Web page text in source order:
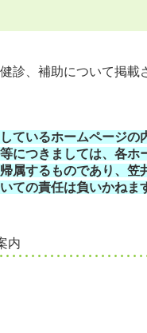
保護方針
内
診、補助について掲載
ているホームページの
につきましては、各ホ
属するものであり、笠
ての責任は負いかねま